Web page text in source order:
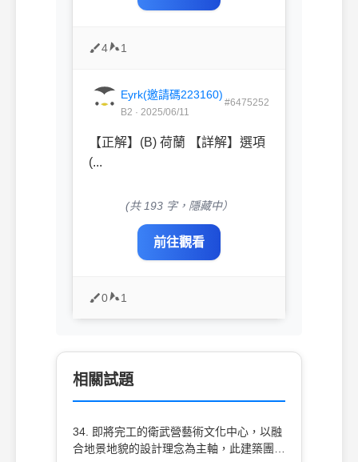
4 1
Eyrk(邀請碼223160)
B2 · 2025/06/11
#6475252
【正解】(B) 荷蘭 【詳解】選項
(...
(共 193 字，隱藏中）
前往觀看
0 1
相關試題
34. 即將完工的衛武營藝術文化中心，以融
合地景地貌的設計理念為主軸，此建築團隊